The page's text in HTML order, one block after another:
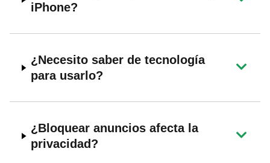
iPhone?
¿Necesito saber de tecnología
para usarlo?
¿Bloquear anuncios afecta la
privacidad?